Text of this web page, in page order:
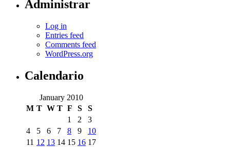
Administrar
Log in
Entries feed
Comments feed
WordPress.org
Calendario
January 2010
M T W T F S
S
1
2
3
4
5 6 7 8 9
10
11 12 13 14 15 16 17